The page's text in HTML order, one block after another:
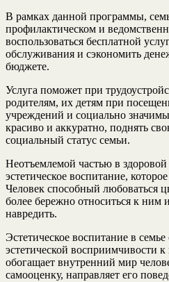
В рамках данной программы,
профилактическом и
воспользоваться бесплатной
обслуживания и сэкономить
бюджете.
Услуга поможет при
родителям, их детям при
учреждений и социально
красиво и аккуратно, поднять
социальный статус семьи.
Неотъемлемой частью в здоровой
эстетическое воспитание,
Человек способный любоваться
более бережно относиться к ним и
навредить.
Эстетическое воспитание в
эстетической восприимчивости к
обогащает внутренний мир
самооценку, направляет его